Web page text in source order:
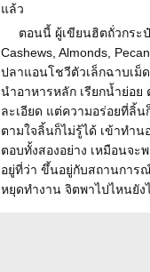
แล้ว
ตอนนี้ ผู้เขียนฮิตถั่วกระ
Cashews, Almonds,
ปลาแอนโชวีตัวเล็กฉาบเม็
นำอาหารหลัก เรียกน้ำย่อย
ละเอียด แต่ความอร่อยที่ลิ้น
ตามใจลิ้นก็ไม่รู้ได้ เข้าทำน
ตอบทั้งสองอย่าง เหมือนจะ
อยู่ที่ว่า ขึ้นอยู่กับสถานการณ์
หยุดทำงาน จิตพาไปไหนยัง